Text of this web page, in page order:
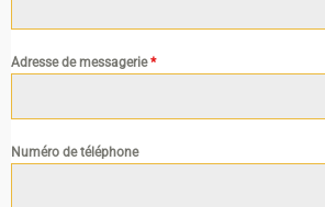
Adresse de messagerie*
Numéro de téléphone